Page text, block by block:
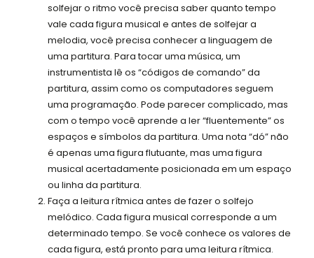
solfejar o ritmo você precisa saber quanto tempo
vale cada figura musical e antes de solfejar a
melodia, você precisa conhecer a linguagem de
uma partitura. Para tocar uma música, um
instrumentista lê os “códigos de comando” da
partitura, assim como os computadores seguem
uma programação. Pode parecer complicado, mas
com o tempo você aprende a ler “fluentemente” os
espaços e símbolos da partitura. Uma nota “dó” não
é apenas uma figura flutuante, mas uma figura
musical acertadamente posicionada em um espaço
ou linha da partitura.
Faça a leitura rítmica antes de fazer o solfejo
melódico. Cada figura musical corresponde a um
determinado tempo. Se você conhece os valores de
cada figura, está pronto para uma leitura rítmica.